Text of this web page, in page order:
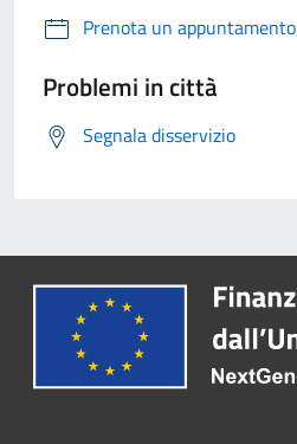
Prenota un appuntamento
Problemi in città
Segnala disservizio